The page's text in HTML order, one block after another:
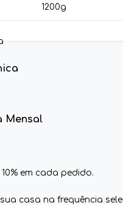
1200g
Mensal
em cada pedido.
sua casa na frequência